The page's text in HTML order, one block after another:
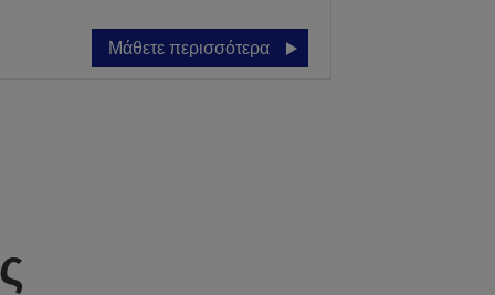
Μάθετε περισσότερα